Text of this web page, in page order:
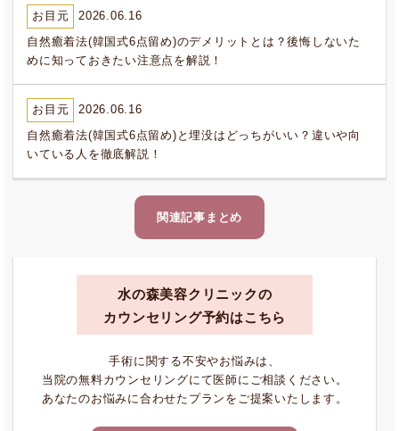
お目元 2026.06.16
自然癒着法(韓国式6点留め)のデメリットとは？後悔しないた
めに知っておきたい注意点を解説！
お目元 2026.06.16
自然癒着法(韓国式6点留め)と埋没はどっちがいい？違いや向
いている人を徹底解説！
関連記事まとめ
水の森美容クリニックの
カウンセリング予約はこちら
手術に関する不安やお悩みは、
当院の無料カウンセリングにて医師にご相談ください。
あなたのお悩みに合わせたプランをご提案いたします。